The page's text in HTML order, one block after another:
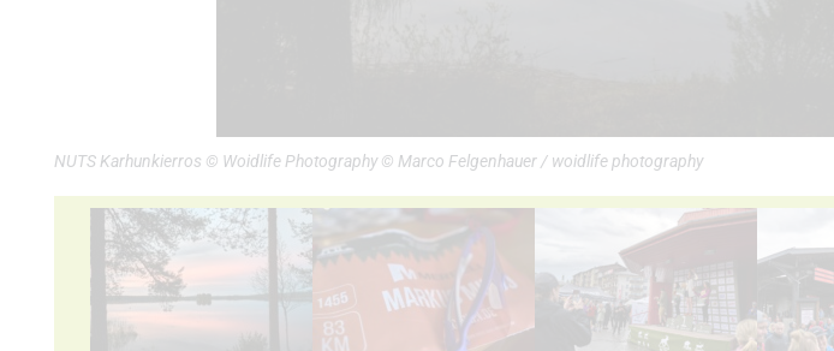
NUTS Karhunkierros © Woidlife Photography © Marco Felgenhauer / woidlife photography